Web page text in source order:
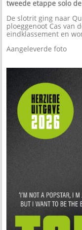
tweede etappe solo
De slotrit ging naar
ploeggenoot Cas van
eindklassement en
Aangeleverde foto